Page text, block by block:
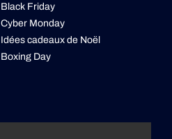
Black Friday
Cyber Monday
Idées cadeaux de Noël
Boxing Day